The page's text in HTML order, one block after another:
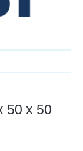
50 x 50